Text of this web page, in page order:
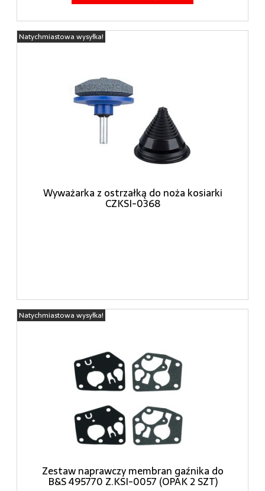
Wyważarka z ostrzałką do noża kosiarki
CZKSI-0368
Natychmiastowa wysyłka!
Zestaw naprawczy membran gaźnika do
B&S 495770 Z.KSI-0057 (OPAK 2 SZT)
Natychmiastowa wysyłka!